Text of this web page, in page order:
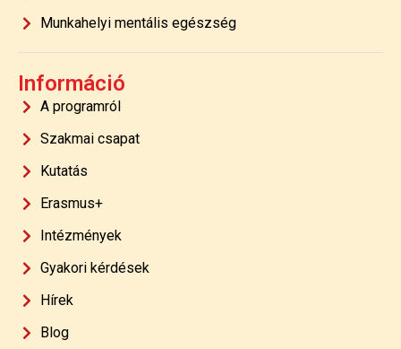
Munkahelyi mentális egészség
Információ
A programról
Szakmai csapat
Kutatás
Erasmus+
Intézmények
Gyakori kérdések
Hírek
Blog